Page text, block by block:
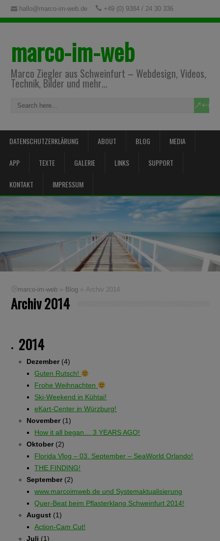
hallo@marco-im-web.de +49 (0) 9384 / 24 30 336
marco-im-web
Marco Ziegler aus Schweinfurt – Webdesign, Videos,
Technik, Bilder und mehr…
DATENSCHUTZERKLÄRUNG ABOUT BLOG MEDIA
APP TEXTE GALERIE LINKS SUPPORT
KONTAKT IMPRESSUM
marco-im-web » Blog » Archiv 2014
Archiv 2014
2014
Dezember(4)
Guten Rutsch!
Frohe Weihnachten
Ski-Weekend in Kühtai!
eKart-Center in Würzburg!
November(1)
How it all began… 3 YEARS AGO!
Oktober(2)
Florida Vlog – 03. September – SeaWorld Orlando!
THE FINDING!
September(2)
www.marcoimweb.de und Systemaktualisierung
Quer-Beat beim Pflasterklang Schweinfurt 2014!
August (1)
Action-Cam Cut!
Juli (1)